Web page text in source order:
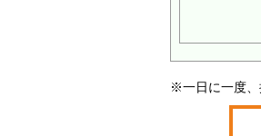
※一日に一度、